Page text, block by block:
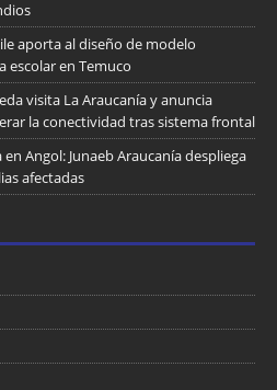
aporta al diseño de modelo
escolar en Temuco
visita La Araucanía y anuncia
la conectividad tras sistema frontal
Angol: Junaeb Araucanía despliega
afectadas